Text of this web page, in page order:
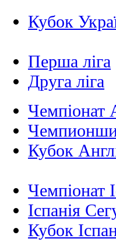
Кубок
Перша ліга
Друга ліга
Чемпіонат
Кубок
Чемпіонат
Іспанія
Кубок